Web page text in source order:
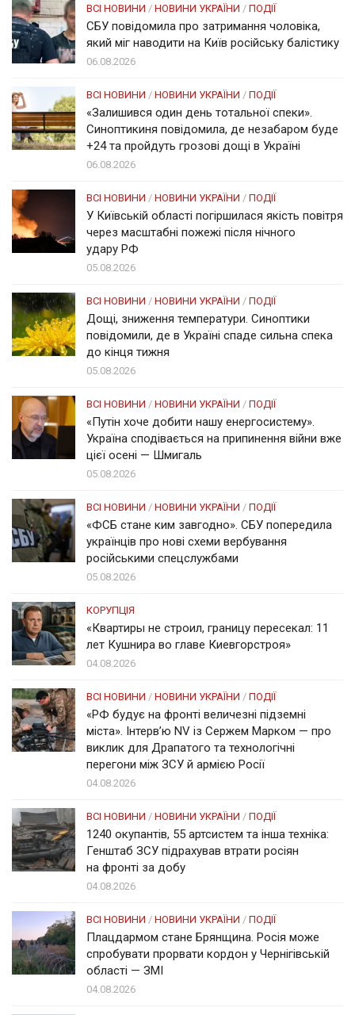
ВСІ НОВИНИ / НОВИНИ УКРАЇНИ / ПОДІЇ
СБУ повідомила про затримання чоловіка,
який міг наводити на Київ російську балістику
06.08.2026
ВСІ НОВИНИ / НОВИНИ УКРАЇНИ / ПОДІЇ
«Залишився один день тотальної спеки».
Синоптикиня повідомила, де незабаром буде
+24 та пройдуть грозові дощі в Україні
06.08.2026
ВСІ НОВИНИ / НОВИНИ УКРАЇНИ / ПОДІЇ
У Київській області погіршилася якість повітря
через масштабні пожежі після нічного
удару РФ
05.08.2026
ВСІ НОВИНИ / НОВИНИ УКРАЇНИ / ПОДІЇ
Дощі, зниження температури. Синоптики
повідомили, де в Україні спаде сильна спека
до кінця тижня
05.08.2026
ВСІ НОВИНИ / НОВИНИ УКРАЇНИ / ПОДІЇ
«Путін хоче добити нашу енергосистему».
Україна сподівається на припинення війни вже
цієї осені — Шмигаль
05.08.2026
ВСІ НОВИНИ / НОВИНИ УКРАЇНИ / ПОДІЇ
«ФСБ стане ким завгодно». СБУ попередила
українців про нові схеми вербування
російськими спецслужбами
05.08.2026
КОРУПЦІЯ
«Квартиры не строил, границу пересекал: 11
лет Кушнира во главе Киевгорстроя»
04.08.2026
ВСІ НОВИНИ / НОВИНИ УКРАЇНИ / ПОДІЇ
«РФ будує на фронті величезні підземні
міста». Інтерв’ю NV із Сержем Марком — про
виклик для Драпатого та технологічні
перегони між ЗСУ й армією Росії
04.08.2026
ВСІ НОВИНИ / НОВИНИ УКРАЇНИ / ПОДІЇ
1240 окупантів, 55 артсистем та інша техніка:
Генштаб ЗСУ підрахував втрати росіян
на фронті за добу
04.08.2026
ВСІ НОВИНИ / НОВИНИ УКРАЇНИ / ПОДІЇ
Плацдармом стане Брянщина. Росія може
спробувати прорвати кордон у Чернігівській
області — ЗМІ
04.08.2026